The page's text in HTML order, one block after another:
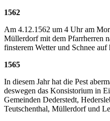
1562
Am 4.12.1562 um 4 Uhr am
Müllerdorf mit dem Pfarrherren
finsterem Wetter und Schnee
1565
In diesem Jahr hat die Pest
deswegen das Konsistorium in
Gemeinden Dederstedt,
Teutschenthal, Müllerdorf und